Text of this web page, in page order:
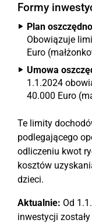
Formy
Plan
Obowiązuje
Euro
Umowa
1.1.2024
40.000 Euro
Te limity
podlegającego
odliczeniu kwot
kosztów
dzieci.
Aktualnie: Od
inwestycji